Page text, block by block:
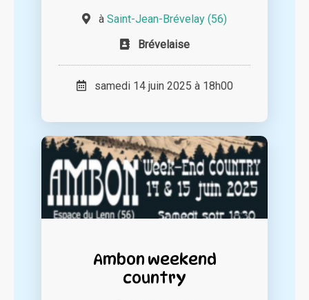
à Saint-Jean-Brévelay (56)
Brévelaise
samedi 14 juin 2025 à 18h00
Ambon weekend
country